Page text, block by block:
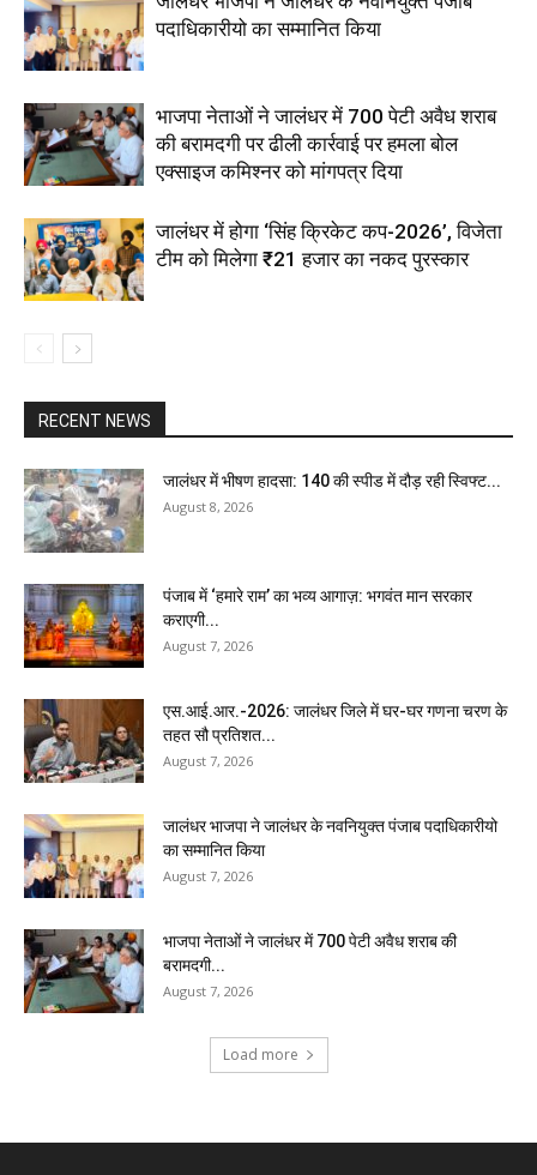
पदाधिकारीयो का सम्मानित किया
भाजपा नेताओं ने जालंधर में 700 पेटी अवैध शराब
की बरामदगी पर ढीली कार्रवाई पर हमला बोल
एक्साइज कमिश्नर को मांगपत्र दिया
जालंधर में होगा ‘सिंह क्रिकेट कप-2026’, विजेता
टीम को मिलेगा ₹21 हजार का नकद पुरस्कार
RECENT NEWS
जालंधर में भीषण हादसा: 140 की स्पीड में दौड़ रही स्विफ्ट...
August 8, 2026
पंजाब में ‘हमारे राम’ का भव्य आगाज़: भगवंत मान सरकार
कराएगी...
August 7, 2026
एस.आई.आर.-2026: जालंधर जिले में घर-घर गणना चरण के
तहत सौ प्रतिशत...
August 7, 2026
जालंधर भाजपा ने जालंधर के नवनियुक्त पंजाब पदाधिकारीयो
का सम्मानित किया
August 7, 2026
भाजपा नेताओं ने जालंधर में 700 पेटी अवैध शराब की
बरामदगी...
August 7, 2026
Load more